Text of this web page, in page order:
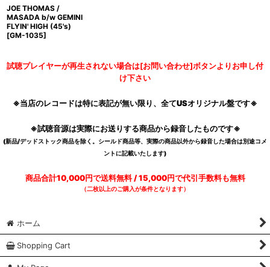
JOE THOMAS /
MASADA b/w GEMINI
FLYIN' HIGH (45's)
[GM-1035]
試聴プレイヤーが再生されない場合は[お問い合わせ]ボタンよりお申し付
け下さい
※当店のレコードは特に表記が無い限り、全てUSオリジナル盤です※
※試聴音源は実際にお送りする商品から録音したものです※
(新品/デッドストック商品を除く。シールド商品等、実際の商品以外から録音した場合は別途コメ
ントに記載いたします)
商品合計10,000円で送料無料 / 15,000円で代引手数料も無料
（二枚以上のご購入が条件となります）
ホーム
Shopping Cart